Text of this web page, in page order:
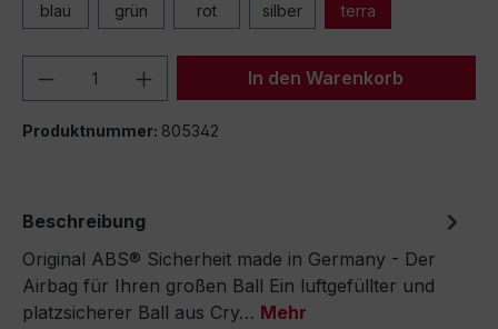
blau grün rot silber terra
Produkt Anzahl: Gib denIn den Warenkorb
Produktnummer: 805342
Beschreibung
Original ABS® Sicherheit made in Germany - Der
Airbag für Ihren großen Ball Ein luftgefüllter und
platzsicherer Ball aus Cry… Mehr